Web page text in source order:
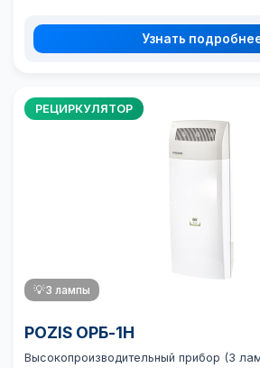
Узнать
РЕЦИРКУЛЯТОР
💡3 лампы
POZIS ОРБ-1Н
Высокопроизводительный прибор (3